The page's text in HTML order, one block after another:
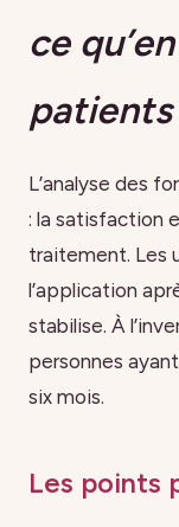
ce
patients
L’analyse des
: la satisfaction
traitement. Les
l’application
stabilise. À
personnes
six mois.
Les points